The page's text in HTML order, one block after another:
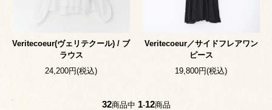
Veritecoeur(ヴェリテクール) / ブ
ラウス
24,200円(税込)
Veritecoeur／サイドフレアワン
ピース
19,800円(税込)
32商品中 1-12商品